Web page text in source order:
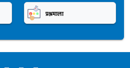
प्रश्नमाला